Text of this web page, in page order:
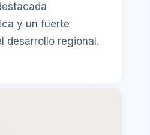
y un fuerte
desarrollo regional.